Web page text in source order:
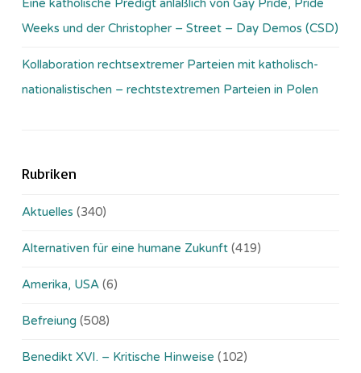
Eine katholische Predigt anläßlich von Gay Pride, Pride
Weeks und der Christopher – Street – Day Demos (CSD)
Kollaboration rechtsextremer Parteien mit katholisch-
nationalistischen – rechtstextremen Parteien in Polen
Rubriken
Aktuelles (340)
Alternativen für eine humane Zukunft (419)
Amerika, USA (6)
Befreiung (508)
Benedikt XVI. – Kritische Hinweise (102)